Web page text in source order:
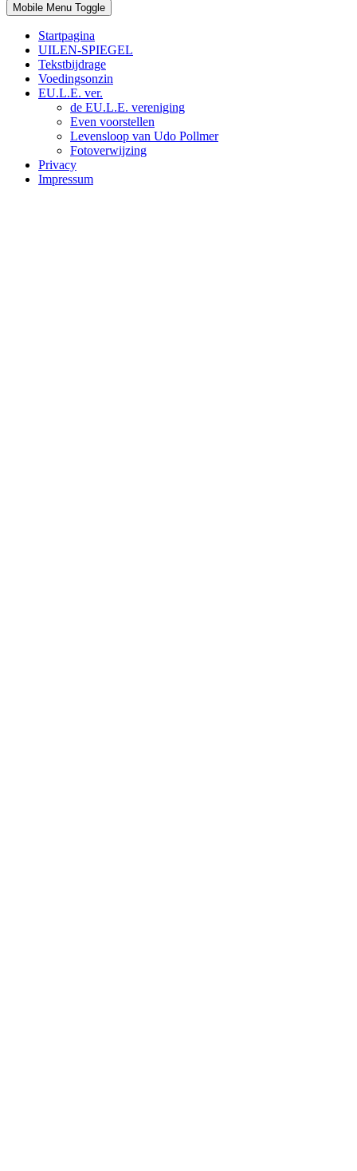
Mobile Menu Toggle
Startpagina
UILEN-SPIEGEL
Tekstbijdrage
Voedingsonzin
EU.L.E. ver.
de EU.L.E. vereniging
Even voorstellen
Levensloop van Udo Pollmer
Fotoverwijzing
Privacy
Impressum